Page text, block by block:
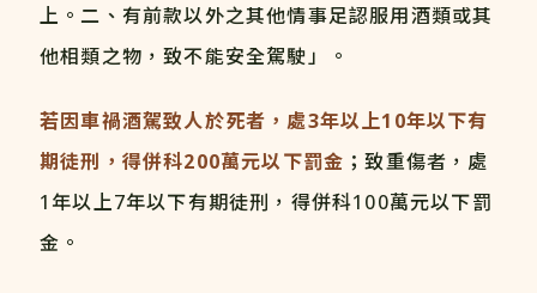
上。二、有前款以外之其他情事足認服用酒類或其
他相類之物，致不能安全駕駛」。
若因車禍酒駕致人於死者，處3年以上10年以下有
期徒刑，得併科200萬元以下罰金 ；致重傷者，處
1年以上7年以下有期徒刑，得併科100萬元以下罰
金。